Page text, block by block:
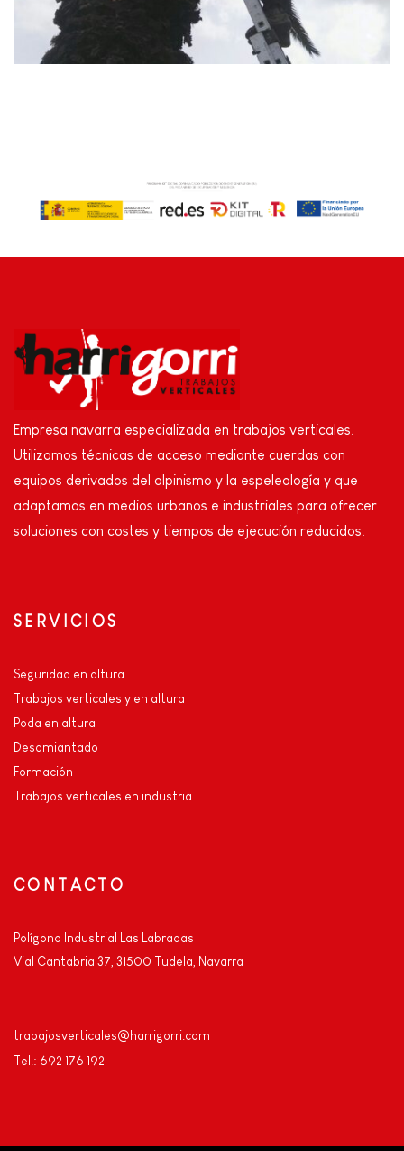
Empresa navarra especializada en trabajos verticales.
Utilizamos técnicas de acceso mediante cuerdas con
equipos derivados del alpinismo y la espeleología y que
adaptamos en medios urbanos e industriales para ofrecer
soluciones con costes y tiempos de ejecución reducidos.
SERVICIOS
Seguridad en altura
Trabajos verticales y en altura
Poda en altura
Desamiantado
Formación
Trabajos verticales en industria
CONTACTO
Polígono Industrial Las Labradas
Vial Cantabria 37, 31500 Tudela, Navarra
trabajosverticales@harrigorri.com
Tel.: 692 176 192